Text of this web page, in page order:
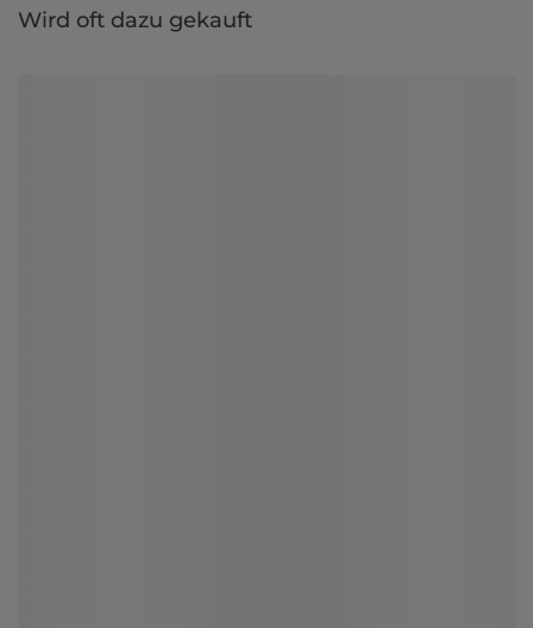
Wird oft dazu gekauft